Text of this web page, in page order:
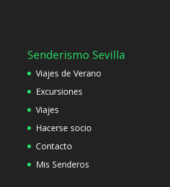
Senderismo Sevilla
Viajes de Verano
Excursiones
Viajes
Hacerse socio
Contacto
Mis Senderos